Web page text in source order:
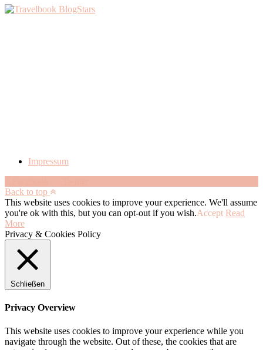
Impressum
Back to top
This website uses cookies to improve your experience. We'll assume
you're ok with this, but you can opt-out if you wish.Accept Read
More
Privacy & Cookies Policy
Schließen
Privacy Overview
This website uses cookies to improve your experience while you
navigate through the website. Out of these, the cookies that are